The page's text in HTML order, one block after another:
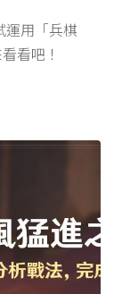
運用「兵棋
看吧！